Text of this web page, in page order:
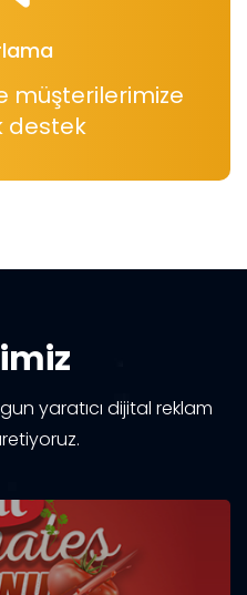
müşterilerimize
destek
yaratıcı dijital reklam